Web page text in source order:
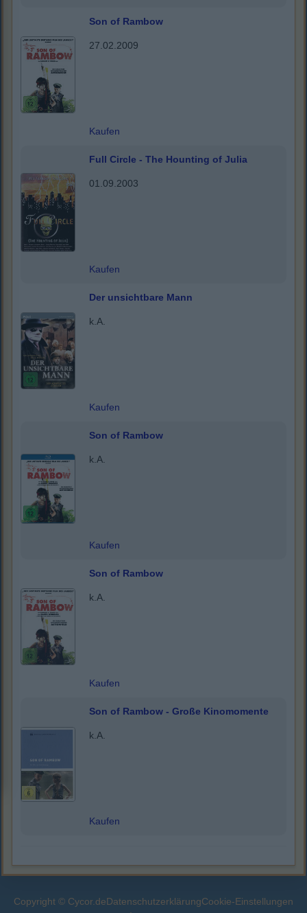
Son of Rambow
27.02.2009
Kaufen
Full Circle - The Hounting of Julia
01.09.2003
Kaufen
Der unsichtbare Mann
k.A.
Kaufen
Son of Rambow
k.A.
Kaufen
Son of Rambow
k.A.
Kaufen
Son of Rambow - Große Kinomomente
k.A.
Kaufen
Copyright © Cycor.deDatenschutzerklärungCookie-Einstellungen